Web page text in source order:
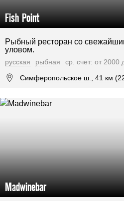
Fish Point
Рыбный ресторан со
уловом.
русская рыбная
ср. счет: от 2000
Симферопольское ш., 41 км
Madwinebar